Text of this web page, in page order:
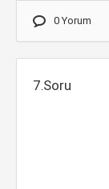
0 Yorum
7.Soru